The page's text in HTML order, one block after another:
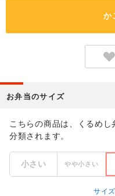
か
お弁当のサイズ
こちらの商品は、くるめ
分類されます。
小さい やや小さい
サイ